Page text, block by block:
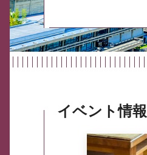
イベント情報